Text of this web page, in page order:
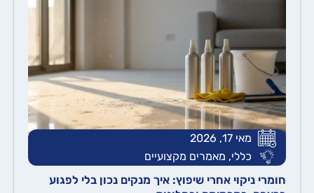
מאי 17, 2026
כללי,מאמרים מקצועיים
חומרי ניקוי אחרי שיפוץ: איך מנקים נכון בלי לפגוע